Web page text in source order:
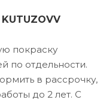
покраску
по отдельности.
в рассрочку,
до 2 лет. С